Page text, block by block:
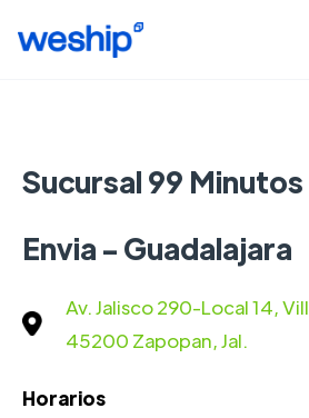
Sucursal 99
Envia - Guadalajara
Av. Jalisco 290-Local 14,
45200 Zapopan, Jal.
Horarios